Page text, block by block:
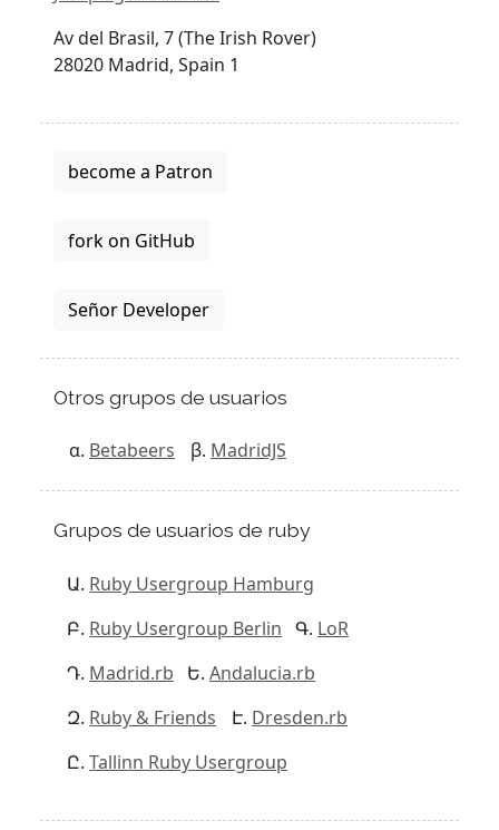
Av del Brasil, 7 (The Irish Rover)
28020 Madrid, Spain 1
become a Patron
fork on GitHub
Señor Developer
Otros grupos de usuarios
Betabeers MadridJS
Grupos de usuarios de ruby
Ruby Usergroup Hamburg
Ruby Usergroup Berlin
LoR
Madrid.rb
Andalucia.rb
Ruby & Friends
Dresden.rb
Tallinn Ruby Usergroup